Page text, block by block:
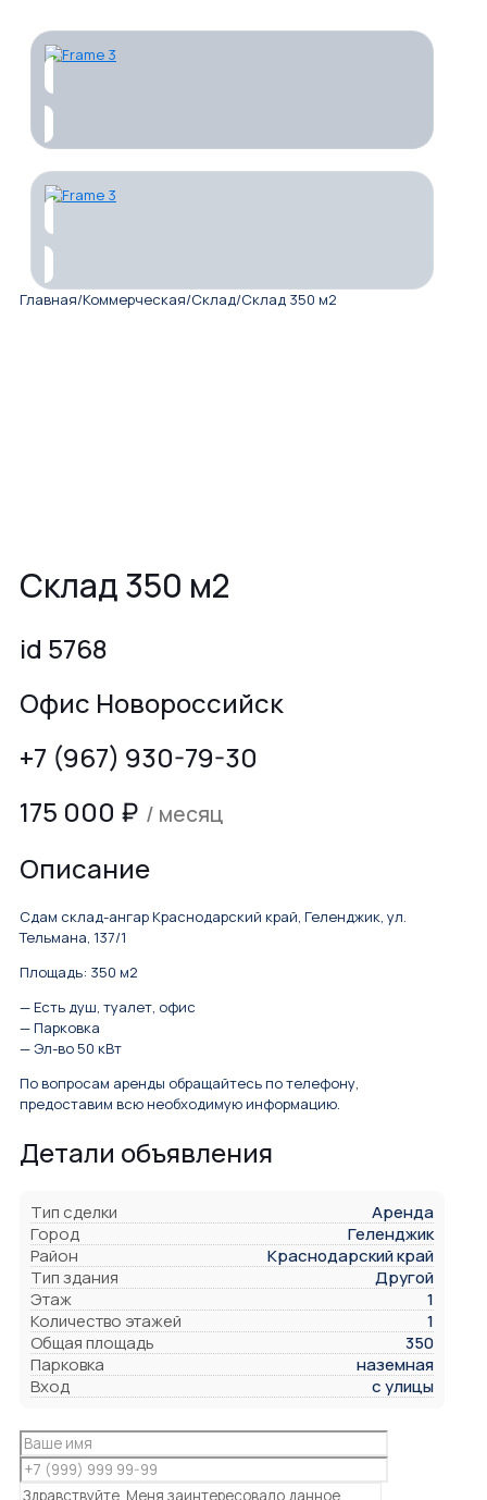
Главная/Коммерческая/Склад/Склад 350 м2
Склад 350 м2
id 5768
Офис Новороссийск
+7 (967) 930-79-30
175 000 ₽ / месяц
Описание
Сдам склад-ангар Краснодарский край, Геленджик, ул.
Тельмана, 137/1
Площадь: 350 м2
— Есть душ, туалет, офис
— Парковка
— Эл-во 50 кВт
По вопросам аренды обращайтесь по телефону,
предоставим всю необходимую информацию.
Детали объявления
Тип сделки
Аренда
Город
Геленджик
Район
Краснодарский край
Тип здания
Другой
Этаж
1
Количество этажей
1
Общая площадь
350
Парковка
наземная
Вход
с улицы